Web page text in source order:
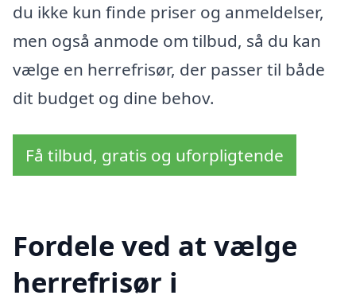
du ikke kun finde priser og anmeldelser,
men også anmode om tilbud, så du kan
vælge en herrefrisør, der passer til både
dit budget og dine behov.
Få tilbud, gratis og uforpligtende
Fordele ved at vælge
herrefrisør i